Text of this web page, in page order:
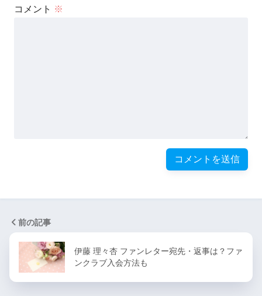
コメント ※
前の記事
伊藤 理々杏 ファンレター宛先・返事は？ファ
ンクラブ入会方法も